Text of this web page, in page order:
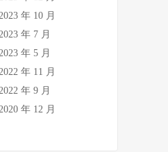
年 10 月
年 7 月
年 5 月
年 11 月
年 9 月
年 12 月